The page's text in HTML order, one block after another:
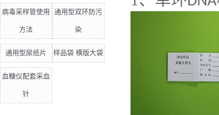
病毒采样管使用
方法
通用型双环防污
染
通用型尿纸片 样品袋 横版大袋
血糖仪配套采血
针